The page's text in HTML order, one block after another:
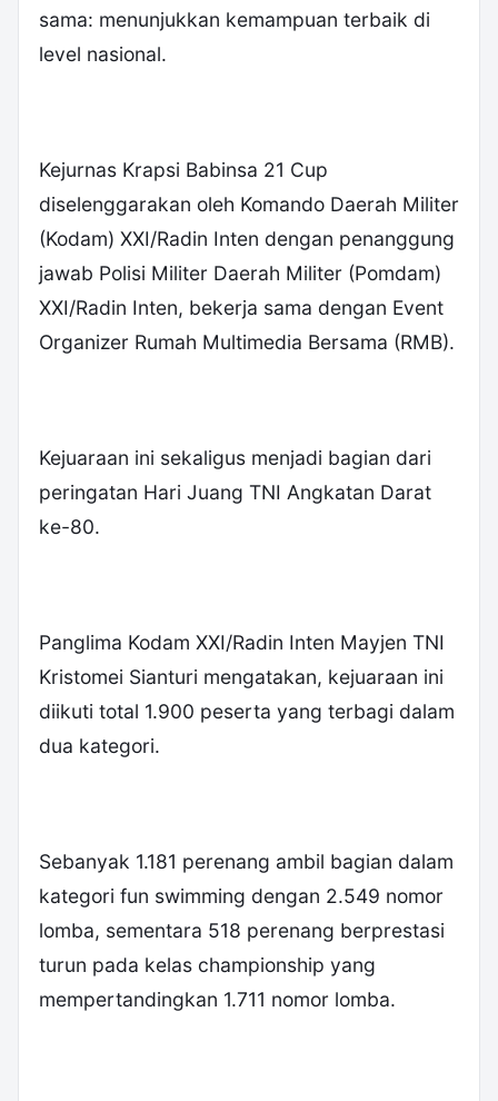
sama: menunjukkan kemampuan terbaik di
level nasional.
Kejurnas Krapsi Babinsa 21 Cup
diselenggarakan oleh Komando Daerah Militer
(Kodam) XXI/Radin Inten dengan penanggung
jawab Polisi Militer Daerah Militer (Pomdam)
XXI/Radin Inten, bekerja sama dengan Event
Organizer Rumah Multimedia Bersama (RMB).
Kejuaraan ini sekaligus menjadi bagian dari
peringatan Hari Juang TNI Angkatan Darat
ke-80.
Panglima Kodam XXI/Radin Inten Mayjen TNI
Kristomei Sianturi mengatakan, kejuaraan ini
diikuti total 1.900 peserta yang terbagi dalam
dua kategori.
Sebanyak 1.181 perenang ambil bagian dalam
kategori fun swimming dengan 2.549 nomor
lomba, sementara 518 perenang berprestasi
turun pada kelas championship yang
mempertandingkan 1.711 nomor lomba.